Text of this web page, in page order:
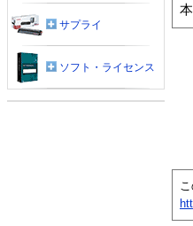
サプライ
ソフト・ライセンス